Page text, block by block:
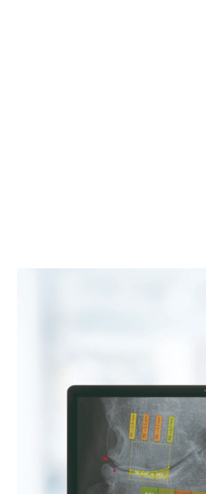
來自奧地利的新創公司，也是
術，以更有效、更省錢的方式來診
更佳、更快、更強大
當前認為骨關節炎的發展呈現勢不
背景的理解進行評估。這是一項大